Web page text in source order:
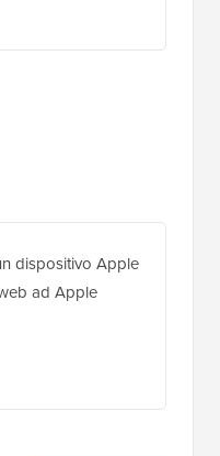
dispositivo Apple
ad Apple